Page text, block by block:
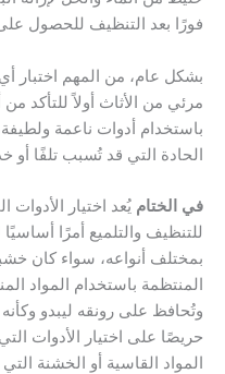
فورًا بعد التنظيف للحصول
بشكل عام، من المهم اختبار
مرئي من الأثاث أولاً للتأكد
باستخدام أدوات ناعمة
الحادة التي قد تُسبب تلفًا
في الختام يُعد اختيار
للتنظيف والتلميع أمرًا
بمختلف أنواعه، سواء كان
المنتظمة باستخدام المواد
وتُحافظ على رونقه ليبدو
حريصًا على اختيار الأدوات
المواد القاسية أو الخشنة